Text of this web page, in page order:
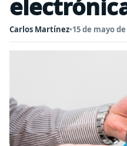
Carlos Martínez•15 de mayo de